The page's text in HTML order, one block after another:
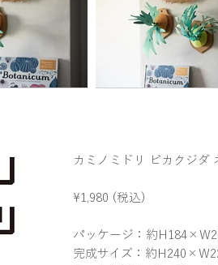
カミノミドリ ビカクジダ
¥1,980 (税込)
パッケージ：約
完成サイズ：約